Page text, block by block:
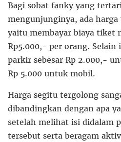
Bagi sobat fanky yang
mengunjunginya, ada harga
yaitu membayar biaya tiket
Rp5.000,- per orang. Selain
parkir sebesar Rp 2.000,-
Rp 5.000 untuk mobil.
Harga segitu tergolong
dibandingkan dengan apa
setelah melihat isi didalam
tersebut serta beragam